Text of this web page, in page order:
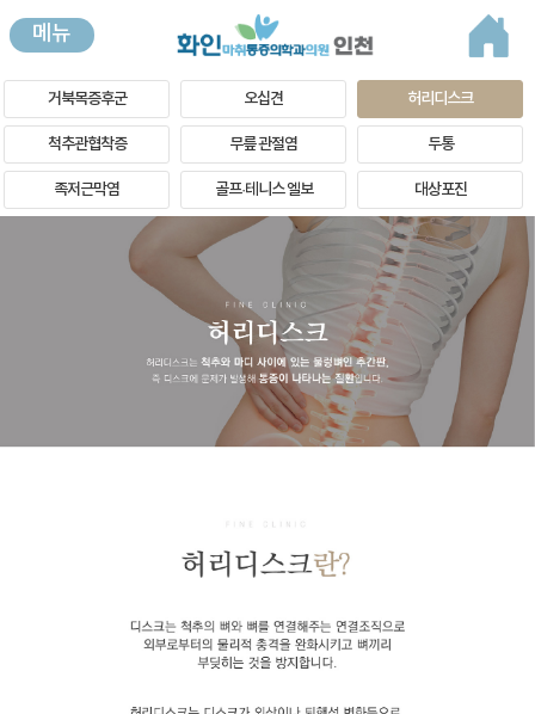
메뉴
거북목증후군 오십견 허리디스크
척추관협착증 무릎 관절염 두통
족저근막염 골프·테니스 엘보 대상포진